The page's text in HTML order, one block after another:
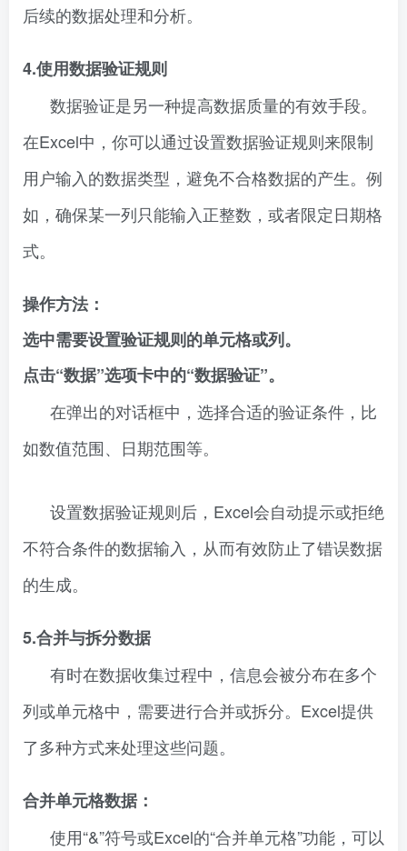
后续的数据处理和分析。
4.使用数据验证规则
数据验证是另一种提高数据质量的有效手段。
在Excel中，你可以通过设置数据验证规则来限制
用户输入的数据类型，避免不合格数据的产生。例
如，确保某一列只能输入正整数，或者限定日期格
式。
操作方法：
选中需要设置验证规则的单元格或列。
点击“数据”选项卡中的“数据验证”。
在弹出的对话框中，选择合适的验证条件，比
如数值范围、日期范围等。
设置数据验证规则后，Excel会自动提示或拒绝
不符合条件的数据输入，从而有效防止了错误数据
的生成。
5.合并与拆分数据
有时在数据收集过程中，信息会被分布在多个
列或单元格中，需要进行合并或拆分。Excel提供
了多种方式来处理这些问题。
合并单元格数据：
使用“&”符号或Excel的“合并单元格”功能，可以